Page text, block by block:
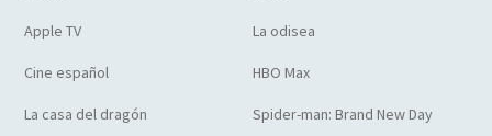
Apple TV La odisea
Cine español HBO Max
La casa del dragón Spider-man: Brand New Day